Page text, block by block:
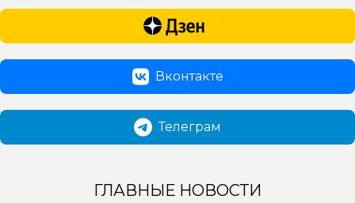
Вконтакте
Телеграм
ГЛАВНЫЕ НОВОСТИ